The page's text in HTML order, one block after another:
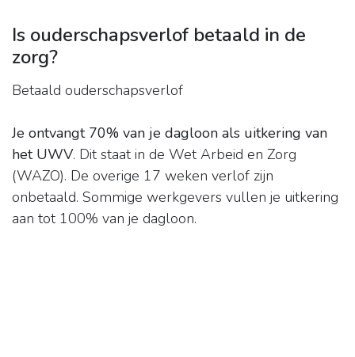
Is ouderschapsverlof betaald in de
zorg?
Betaald ouderschapsverlof
Je ontvangt 70% van je dagloon als uitkering van
het UWV. Dit staat in de Wet Arbeid en Zorg
(WAZO). De overige 17 weken verlof zijn
onbetaald. Sommige werkgevers vullen je uitkering
aan tot 100% van je dagloon.